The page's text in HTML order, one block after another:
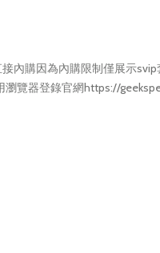
內購因為內購限制僅展示
覽器登錄官網https://